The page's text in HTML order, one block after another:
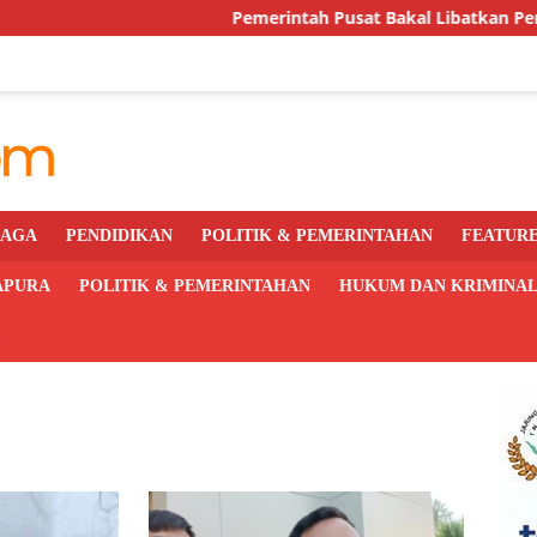
Pemerintah Pusat Bakal Libatkan Pemda Awasi
PENDIDIKAN POLITIK & PEMERINTAHAN
POLITIK & PEMERINTAHAN HUKUM DAN KRIMINAL